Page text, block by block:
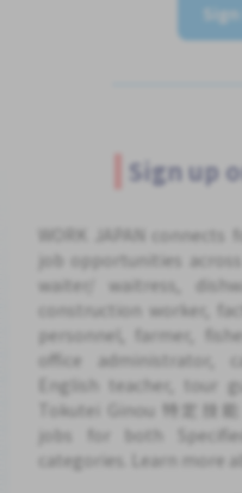
Sign up
WORK JAPAN
job opportunities
waiter/ waitress,
construction worker,
personnel, farmer,
office administrator,
English teacher, tour
Tokutei Ginou 特定技
jobs for both
categories. Learn more